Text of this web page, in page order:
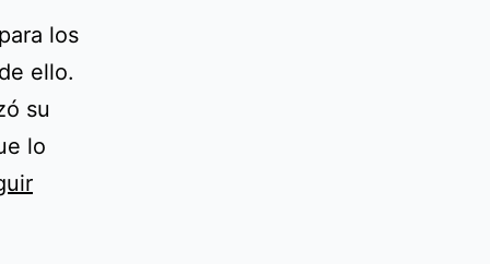
los
ello.
su
lo